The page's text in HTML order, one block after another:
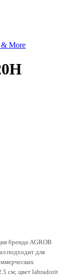
More
бренда AGROB
подходит для
см; цвет labradorit